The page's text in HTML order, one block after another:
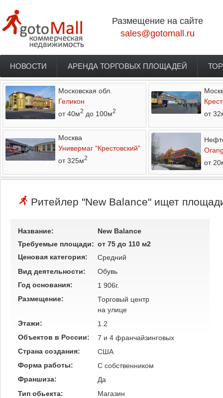
Размещение на сайте
sales@gotomall.ru
Главное меню
НОВОСТИ АРЕНДА ТОРГОВЫХ ПЛОЩАДЕЙ
Московская обл.
Геликон
от 40м2 до 100м2
от
Москва
Универмаг "Крестовский"
от 325м2
от
Ритейлер "New Balance" ищет
Название:
New Balance
Требуемые площади: от 75 до 110 м2
Ценовая категория:
Средний
Вид деятельности:
Обувь
Год основания:
1 906г.
Размещение:
Торговый центр
на улице
Этажи:
1.2
Объектов в России:
7 и 4 франчайзинговых
Страна создания:
США
Форма работы:
C собственником
Франшиза:
Да
Тип обьекта:
Магазин